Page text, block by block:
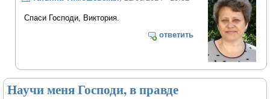
Спаси Господи, Виктория.
ответить
Научи меня Господи, в правде